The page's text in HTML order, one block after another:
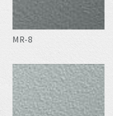
MR-8